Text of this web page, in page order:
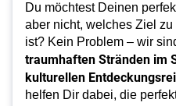
Die
besten
Reiseziele
für jeden
Monat
Du möchtest Deinen
aber nicht, welches Ziel
ist? Kein Problem – wir
traumhaften Stränden im
kulturellen
helfen Dir dabei, die